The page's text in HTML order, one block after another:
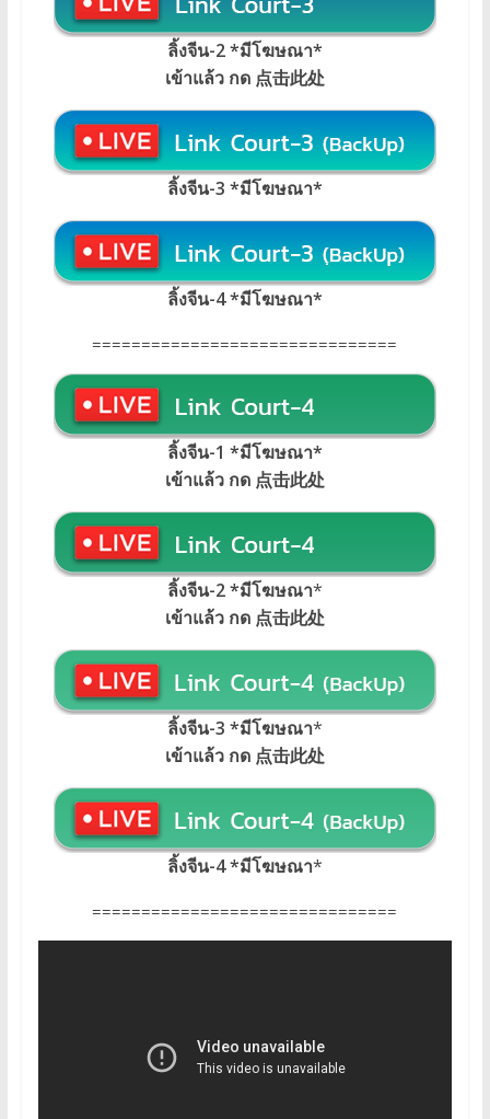
ลิ้งจีน-2 *มีโฆษณา*
เข้าแล้ว กด 点击此处
ลิ้งจีน-3 *มีโฆษณา*
ลิ้งจีน-4 *มีโฆษณา*
===============================
ลิ้งจีน-1 *มีโฆษณา*
เข้าแล้ว กด 点击此处
ลิ้งจีน-2 *มีโฆษณา*
เข้าแล้ว กด 点击此处
ลิ้งจีน-3 *มีโฆษณา*
เข้าแล้ว กด 点击此处
ลิ้งจีน-4 *มีโฆษณา*
===============================